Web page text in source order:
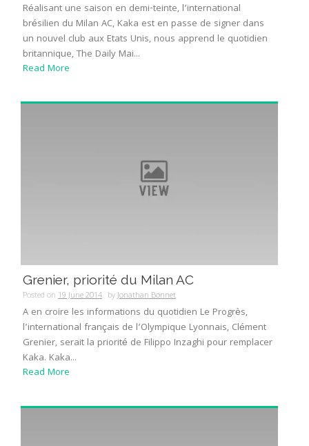
Réalisant une saison en demi-teinte, l’international
brésilien du Milan AC, Kaka est en passe de signer dans
un nouvel club aux Etats Unis, nous apprend le quotidien
britannique, The Daily Mai...
Read More
Grenier, priorité du Milan AC
Posted on 19 June 2014 byJonathan Bonnet
A en croire les informations du quotidien Le Progrès,
l’international français de l’Olympique Lyonnais, Clément
Grenier, serait la priorité de Filippo Inzaghi pour remplacer
Kaka. Kaka...
Read More